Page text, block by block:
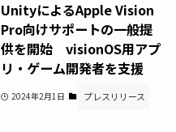
UnityによるApple Vision
Pro向けサポートの一般提
供を開始 visionOS用アプ
リ・ゲーム開発者を支援
2024年2月1日 プレスリリース